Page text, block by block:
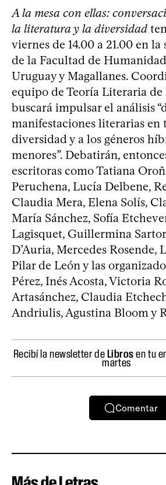
A la mesa con ellas:
la literatura y la diversidad
viernes de 14.00 a 21.00 en
de la Facultad de
Uruguay y Magallanes.
equipo de Teoría Literaria
buscará impulsar el análisis
manifestaciones literarias en
diversidad y a los géneros
menores”. Debatirán,
escritoras como Tatiana
Peruchena, Lucía Delbene,
Claudia Mera, Elena Solís,
María Sánchez, Sofía
Lagisquet, Guillermina
D’Auria, Mercedes Rosende,
Pilar de León y las
Pérez, Inés Acosta, Victoria
Artasánchez, Claudia
Andriulis, Agustina Bloom y
Recibí la newsletter deLibrosen tu
martes
Comentar